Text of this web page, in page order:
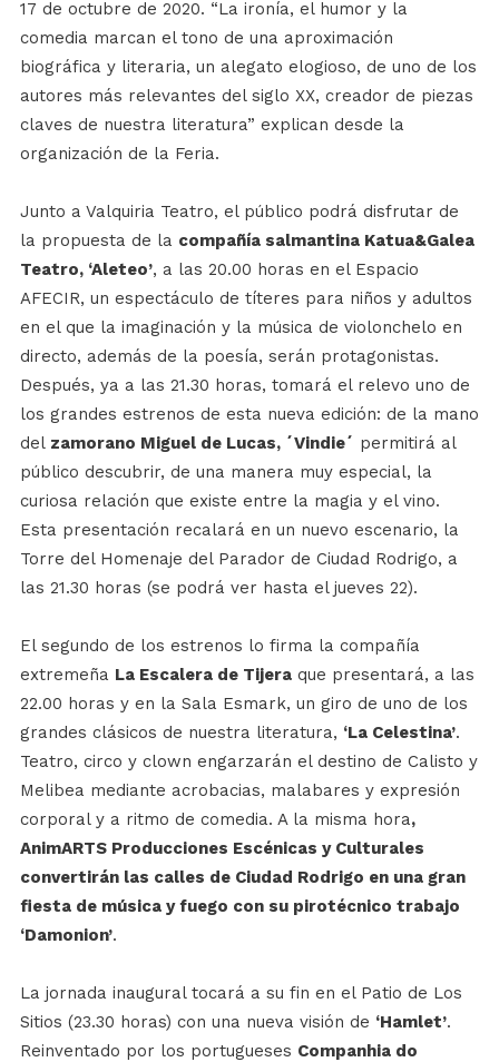
17 de octubre de 2020. “La ironía, el humor y la
comedia marcan el tono de una aproximación
biográfica y literaria, un alegato elogioso, de uno de los
autores más relevantes del siglo XX, creador de piezas
claves de nuestra literatura” explican desde la
organización de la Feria.
Junto a Valquiria Teatro, el público podrá disfrutar de
la propuesta de la compañía salmantina Katua&Galea
Teatro, ‘Aleteo’, a las 20.00 horas en el Espacio
AFECIR, un espectáculo de títeres para niños y adultos
en el que la imaginación y la música de violonchelo en
directo, además de la poesía, serán protagonistas.
Después, ya a las 21.30 horas, tomará el relevo uno de
los grandes estrenos de esta nueva edición: de la mano
del zamorano Miguel de Lucas, ´Vindie´ permitirá al
público descubrir, de una manera muy especial, la
curiosa relación que existe entre la magia y el vino.
Esta presentación recalará en un nuevo escenario, la
Torre del Homenaje del Parador de Ciudad Rodrigo, a
las 21.30 horas (se podrá ver hasta el jueves 22).
El segundo de los estrenos lo firma la compañía
extremeña La Escalera de Tijeraque presentará, a las
22.00 horas y en la Sala Esmark, un giro de uno de los
grandes clásicos de nuestra literatura, ‘La Celestina’.
Teatro, circo y clown engarzarán el destino de Calisto y
Melibea mediante acrobacias, malabares y expresión
corporal y a ritmo de comedia. A la misma hora,
AnimARTS Producciones Escénicas y Culturales
convertirán las calles de Ciudad Rodrigo en una gran
fiesta de música y fuego con su pirotécnico trabajo
‘Damonion’.
La jornada inaugural tocará a su fin en el Patio de Los
Sitios (23.30 horas) con una nueva visión de ‘Hamlet’.
Reinventado por los portugueses Companhia do